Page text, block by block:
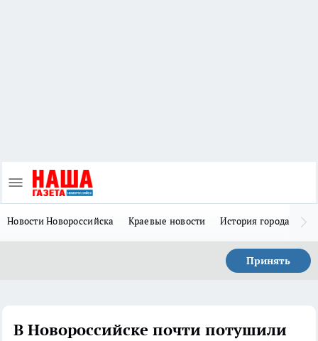
Новости Новороссийска Краевые новости История города Н
Принять
В Новороссийске почти потушили